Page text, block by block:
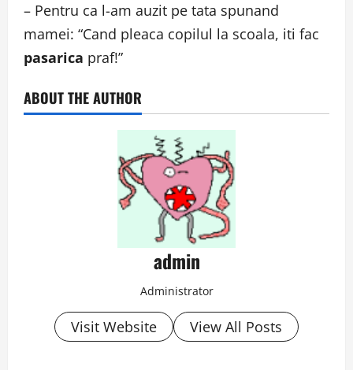
– Pentru ca l-am auzit pe tata spunand
mamei: “Cand pleaca copilul la scoala, iti fac
pasarica praf!”
ABOUT THE AUTHOR
admin
Administrator
Visit Website View All Posts